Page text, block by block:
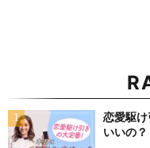
恋愛駆
いいの？